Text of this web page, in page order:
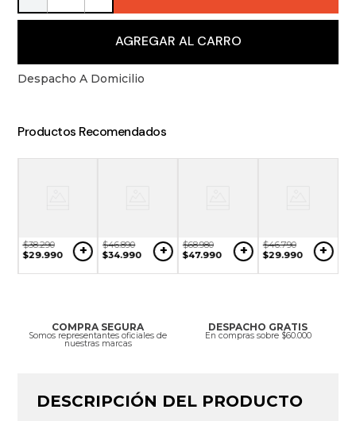
10. miniaturas
AGREGAR AL CARRO
Despacho A Domicilio
Productos Recomendados
$38.290
$29.990 + $46.890
$34.990 + $68.980
$47.990 + $46.790
$29.990 +
COMPRA SEGURA
Somos representantes oficiales de
nuestras marcas
DESPACHO GRATIS
En compras sobre $60.000
DESCRIPCIÓN DEL PRODUCTO